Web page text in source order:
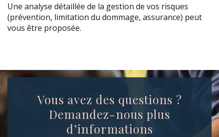
Une analyse détaillée de la gestion de vos risques
(prévention, limitation du dommage, assurance) peut
vous être proposée.
Vous avez des questions ?
Demandez-nous plus
d’informations